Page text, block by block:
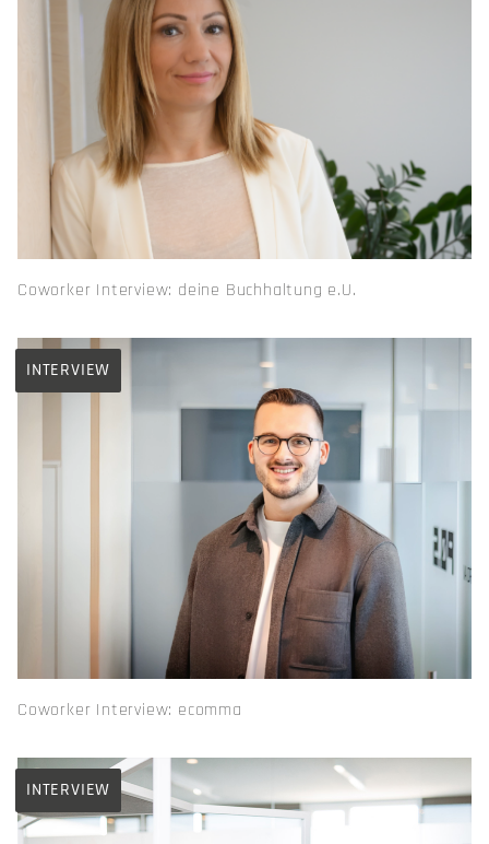
Coworker Interview: deine Buchhaltung e.U.
INTERVIEW
Coworker Interview: ecomma
INTERVIEW